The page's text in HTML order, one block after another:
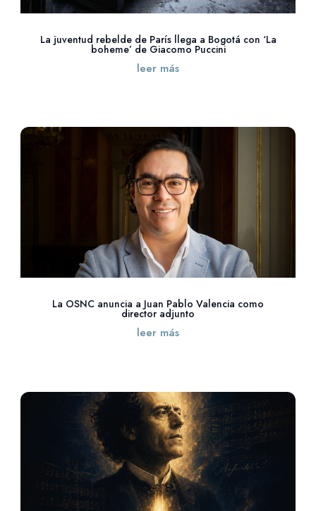
La juventud rebelde de París llega a Bogotá con ‘La
boheme’ de Giacomo Puccini
leer más
La OSNC anuncia a Juan Pablo Valencia como
director adjunto
leer más